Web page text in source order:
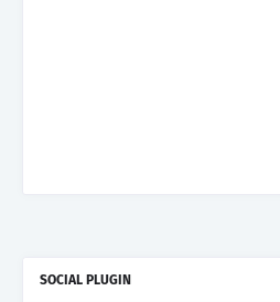
SOCIAL PLUGIN